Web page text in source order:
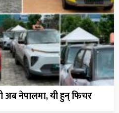
अब नेपालमा, यी हुन् फिचर